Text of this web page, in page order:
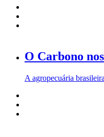
O Carbono
A agropecuária